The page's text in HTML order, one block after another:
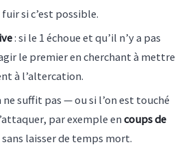
si c’est possible.
: si le 1 échoue et qu’il n’y a pas
le premier en cherchant à mettre
à l’altercation.
ne suffit pas — ou si l’on est touché
par exemple encoups de
sans laisser de temps mort.